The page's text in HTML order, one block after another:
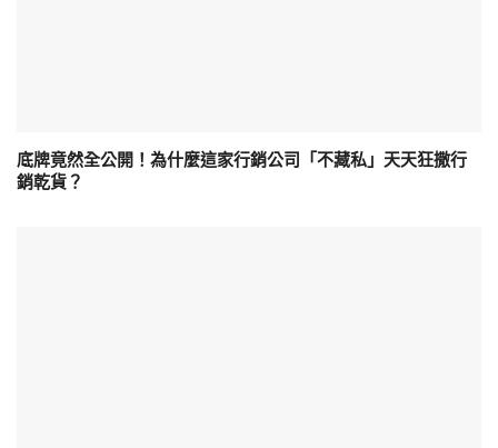
底牌竟然全公開！為什麼這家行銷公司「不藏私」天天狂撒行
銷乾貨？